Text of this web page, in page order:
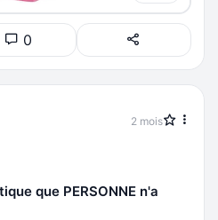
0
2 mois
que PERSONNE n'a